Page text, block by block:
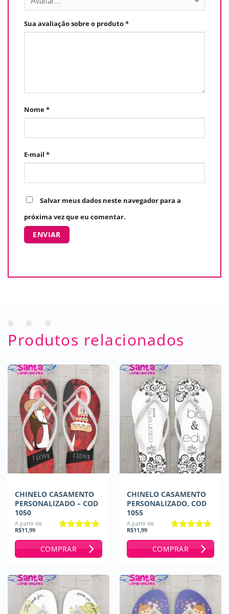
Sua avaliação sobre o produto*
Nome*
E-mail *
Salvar meus dados neste navegador para a
próxima vez que eu comentar.
Produtos relacionados
CHINELO CASAMENTO
PERSONALIZADO – COD
1050
A partir de
R$11,99
COMPRAR
CHINELO CASAMENTO
PERSONALIZADO, COD
1055
de 5
A partir de
R$11,99
COMPRAR